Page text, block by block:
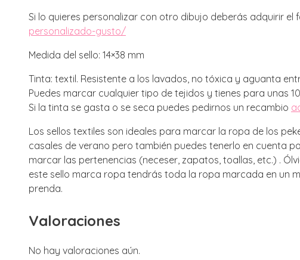
Si lo quieres personalizar con otro dibujo deberás adquirir el
personalizado-gusto/
Medida del sello: 14×38 mm
Tinta: textil. Resistente a los lavados, no tóxica y aguanta
Puedes marcar cualquier tipo de tejidos y tienes para unas
Si la tinta se gasta o se seca puedes pedirnos un recambio
Los sellos textiles son ideales para marcar la ropa de los
casales de verano pero también puedes tenerlo en cuenta
marcar las pertenencias (neceser, zapatos, toallas, etc.) .
este sello marca ropa tendrás toda la ropa marcada en un
prenda.
Valoraciones
No hay valoraciones aún.